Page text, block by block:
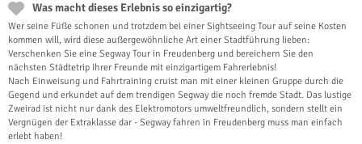
Was macht dieses Erlebnis so einzigartig?
Wer seine Füße schonen und trotzdem bei einer Sightseeing Tour auf seine Kosten
kommen will, wird diese außergewöhnliche Art einer Stadtführung lieben:
Verschenken Sie eine Segway Tour in Freudenberg und bereichern Sie den
nächsten Städtetrip Ihrer Freunde mit einzigartigem Fahrerlebnis!
Nach Einweisung und Fahrtraining cruist man mit einer kleinen Gruppe durch die
Gegend und erkundet auf dem trendigen Segway die noch fremde Stadt. Das lustige
Zweirad ist nicht nur dank des Elektromotors umweltfreundlich, sondern stellt ein
Vergnügen der Extraklasse dar - Segway fahren in Freudenberg muss man einfach
erlebt haben!